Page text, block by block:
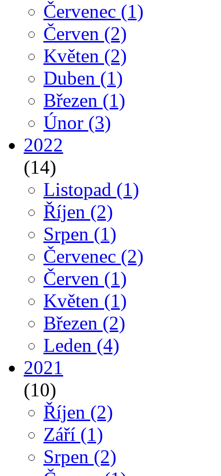
Červenec (1)
Červen (2)
Květen (2)
Duben (1)
Březen (1)
Únor (3)
2022
(14)
Listopad (1)
Říjen (2)
Srpen (1)
Červenec (2)
Červen (1)
Květen (1)
Březen (2)
Leden (4)
2021
(10)
Říjen (2)
Září (1)
Srpen (2)